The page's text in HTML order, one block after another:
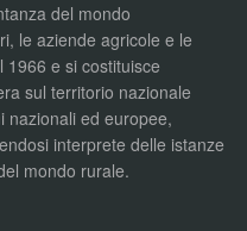
del mondo
le aziende agricole e le
e si costituisce
sul territorio nazionale
nazionali ed europee,
interprete delle istanze
mondo rurale.